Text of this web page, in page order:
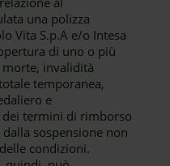
una polizza
Vita S.p.A e/o Intesa
di uno o più
invalidità
temporanea,
e
dei termini di rimborso
sospensione non
condizioni.